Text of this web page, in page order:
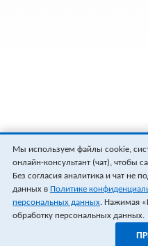
Мы используем файлы cookie,
онлайн-консультант (чат), чтобы
Без согласия аналитика и чат не
данных в Политике
персональных данных. Нажимая
обработку персональных данных.